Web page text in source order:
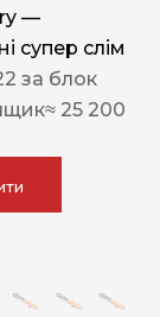
—
супер слім
за блок
≈ 25 200